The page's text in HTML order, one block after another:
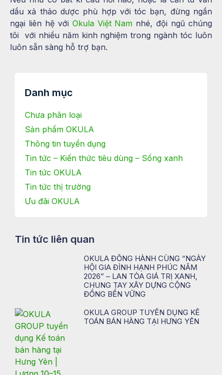
dầu xả thảo dược phù hợp với tóc bạn, đừng ngần
ngại liên hệ với Okula Việt Nam nhé, đội ngũ chúng
tôi với nhiều năm kinh nghiệm trong ngành tóc luôn
luôn sẵn sàng hỗ trợ bạn.
Danh mục
Chưa phân loại
Sản phẩm OKULA
Thông tin tuyển dụng
Tin tức – Kiến thức tiêu dùng – Sống xanh
Tin tức OKULA
Tin tức thị trường
Ưu đãi OKULA
Tin tức liên quan
OKULA ĐỒNG HÀNH CÙNG “NGÀY
HỘI GIA ĐÌNH HẠNH PHÚC NĂM
2026” – LAN TỎA GIÁ TRỊ XANH,
CHUNG TAY XÂY DỰNG CỘNG
ĐỒNG BỀN VỮNG
OKULA GROUP TUYỂN DỤNG KẾ
TOÁN BÁN HÀNG TẠI HƯNG YÊN